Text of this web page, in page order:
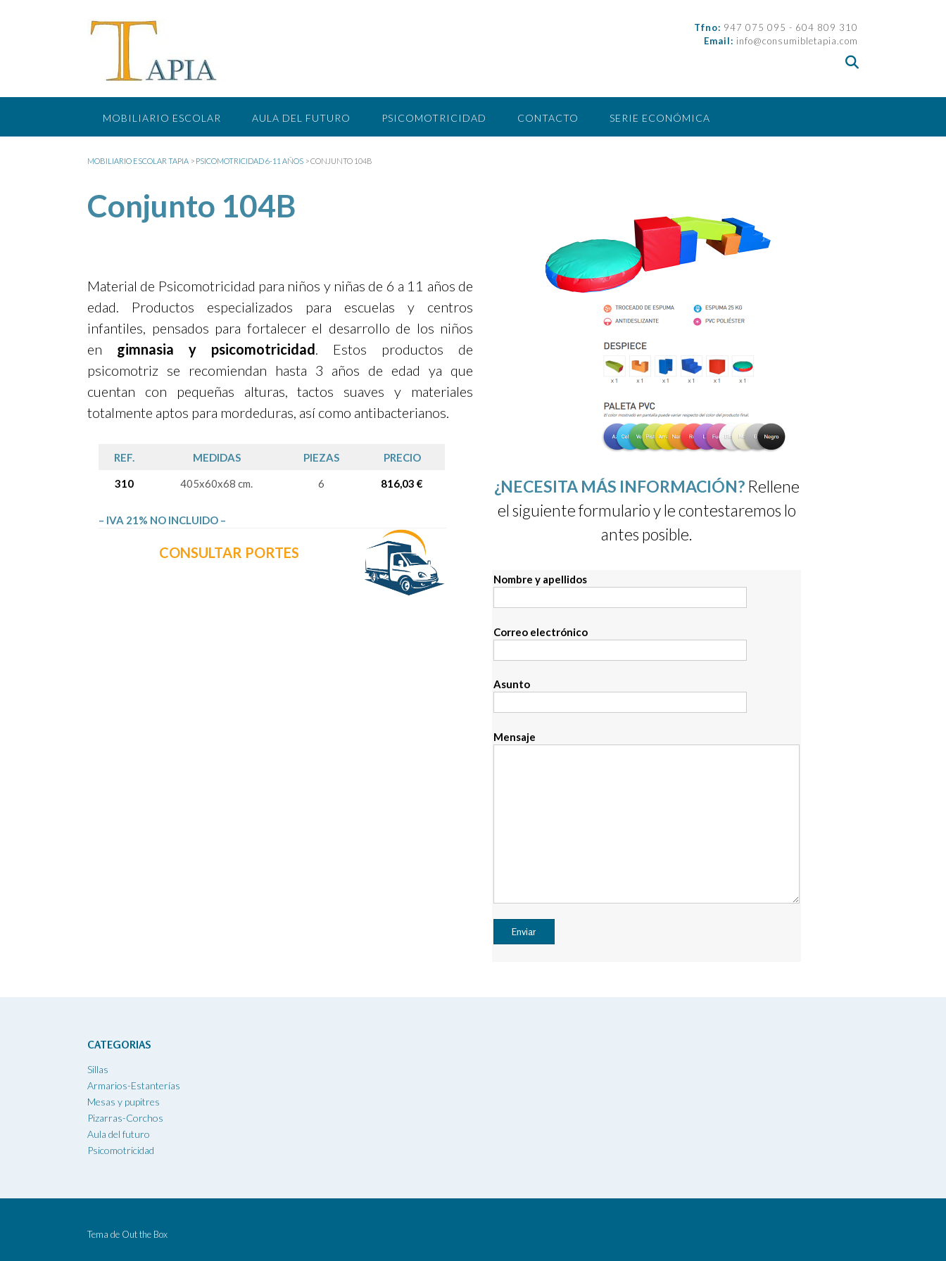
Tfno: 947 075 095 - 604 809 310
Email: info@consumibletapia.com
MOBILIARIO ESCOLAR AULA DEL FUTURO PSICOMOTRICIDAD CONTACTO SERIE ECONÓMICA
MOBILIARIO ESCOLAR TAPIA > PSICOMOTRICIDAD 6-11 AÑOS >CONJUNTO 104B
Conjunto 104B
Material de Psicomotricidad para niños y niñas de 6 a 11 años de
edad. Productos especializados para escuelas y centros
infantiles, pensados para fortalecer el desarrollo de los niños
en gimnasia y psicomotricidad . Estos productos de
psicomotriz se recomiendan hasta 3 años de edad ya que
cuentan con pequeñas alturas, tactos suaves y materiales
totalmente aptos para mordeduras, así como antibacterianos.
REF. MEDIDAS PIEZAS PRECIO
310 405x60x68 cm. 6 816,03 €
– IVA 21% NO INCLUIDO –
CONSULTAR PORTES
¿NECESITA MÁS INFORMACIÓN? Rellene
el siguiente formulario y le contestaremos lo
antes posible.
Nombre y apellidos
Correo electrónico
Asunto
Mensaje
CATEGORIAS
Sillas
Armarios-Estanterías
Mesas y pupitres
Pizarras-Corchos
Aula del futuro
Psicomotricidad
Tema de Out the Box